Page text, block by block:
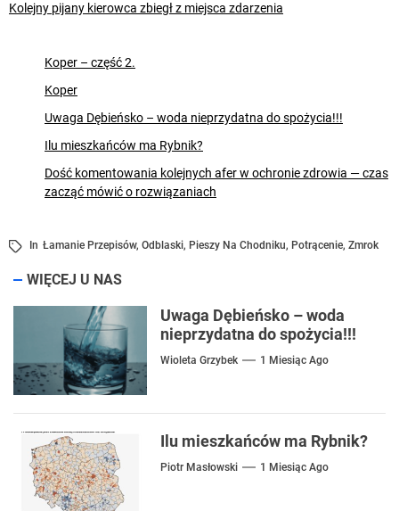
Kolejny pijany kierowca zbiegł z miejsca zdarzenia
Koper – część 2.
Koper
Uwaga Dębieńsko – woda nieprzydatna do spożycia!!!
Ilu mieszkańców ma Rybnik?
Dość komentowania kolejnych afer w ochronie zdrowia — czas
zacząć mówić o rozwiązaniach
In Łamanie Przepisów, Odblaski, Pieszy Na Chodniku, Potrącenie, Zmrok
WIĘCEJ U NAS
Uwaga Dębieńsko – woda
nieprzydatna do spożycia!!!
Wioleta Grzybek 1 Miesiąc Ago
Ilu mieszkańców ma Rybnik?
Piotr Masłowski 1 Miesiąc Ago